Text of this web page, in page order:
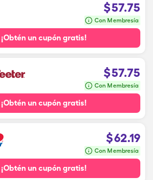
$57.75
Con Membresía
¡Obtén un cupón gratis!
$57.75
Con Membresía
¡Obtén un cupón gratis!
$62.19
Con Membresía
¡Obtén un cupón gratis!